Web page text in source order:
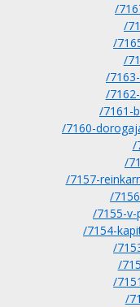
/
/
/
/
/
/
/7161-
/7160-
/
/
/7157-
/
/7155-
/7154-
/
/
/
/